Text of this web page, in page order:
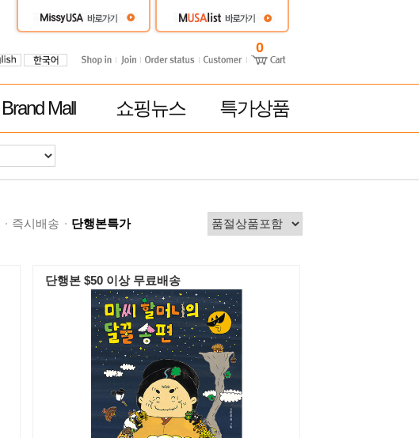
0
Brand Mall 쇼핑뉴스 특가상품
즉시배송 단행본특가
단행본 $50 이상 무료배송